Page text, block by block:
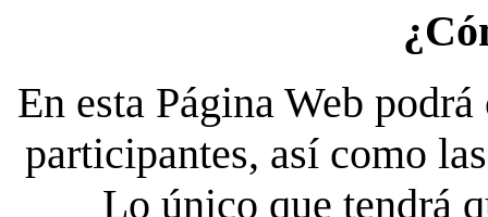
En esta Página Web
participantes, así como
Lo único que tendrá